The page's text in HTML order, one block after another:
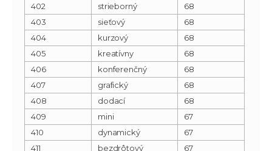
402
strieborný
68
403
sieťový
68
404
kurzový
68
405
kreatívny
68
406
konferenčný
68
407
grafický
68
408
dodací
68
409
mini
67
410
dynamický
67
411
bezdrôtový
67